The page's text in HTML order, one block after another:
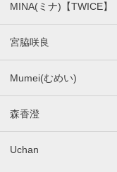
MINA(ミナ)【TWICE】
宮脇咲良
Mumei(むめい)
森香澄
Uchan